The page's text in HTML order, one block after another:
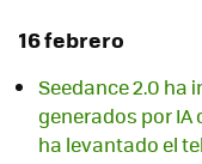
16 febrero
Seedance 2.0 ha
generados por IA
ha levantado el